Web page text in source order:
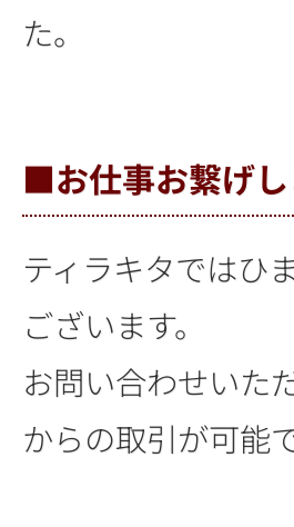
た。
■お仕事お繋げ
ティラキタではひ
ございます。
お問い合わせいた
からの取引が可能で